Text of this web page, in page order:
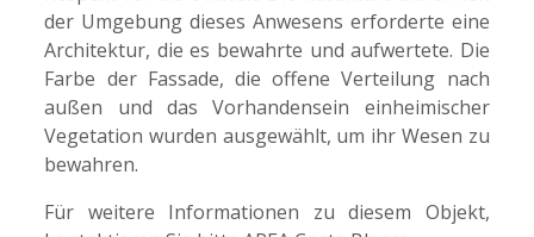
der Umgebung dieses Anwesens erforderte eine
Architektur, die es bewahrte und aufwertete. Die
Farbe der Fassade, die offene Verteilung nach
außen und das Vorhandensein einheimischer
Vegetation wurden ausgewählt, um ihr Wesen zu
bewahren.
Für weitere Informationen zu diesem Objekt,